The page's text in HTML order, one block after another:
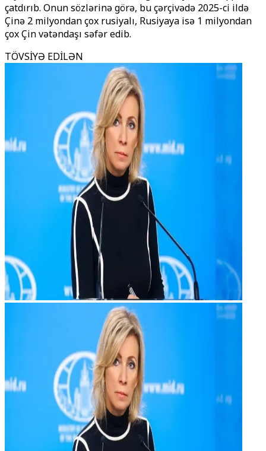
çatdırıb. Onun sözlərinə görə, bu çərçivədə 2025-ci ildə
Çinə 2 milyondan çox rusiyalı, Rusiyaya isə 1 milyondan
çox Çin vətəndaşı səfər edib.
TÖVSİYƏ EDİLƏN